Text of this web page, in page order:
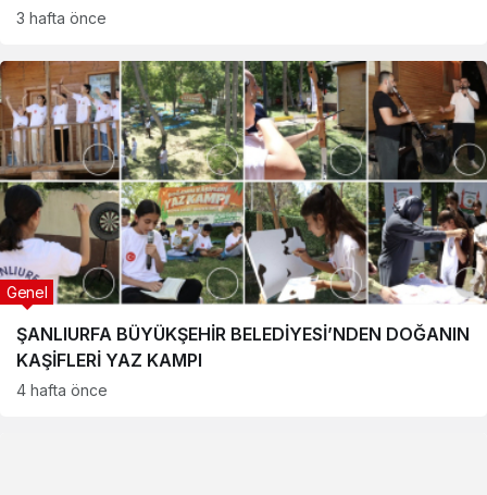
3 hafta önce
ŞANLIURFA BÜYÜKŞEHİR BELEDİYESİ’NDEN DOĞANIN
KAŞİFLERİ YAZ KAMPI
Genel
4 hafta önce